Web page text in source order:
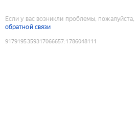
Если у вас возникли проблемы, пожалуйста,
обратной связи
9179195359317066657:1786048111